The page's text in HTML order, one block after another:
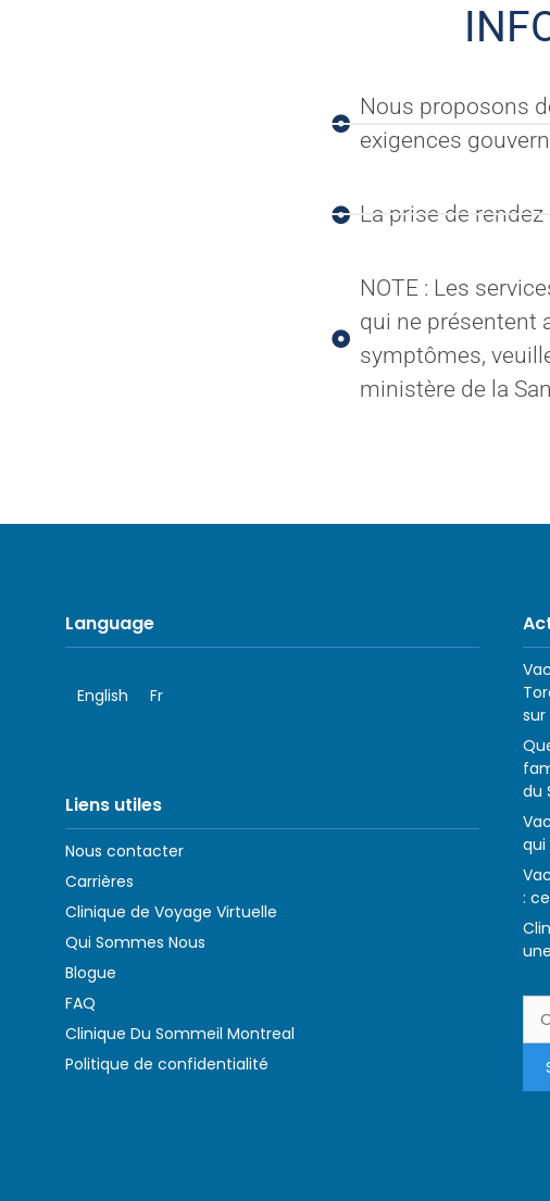
Nous proposons
exigences
La prise de
NOTE : Les
qui ne présentent
symptômes,
ministère de la
Language
English Fr
Liens utiles
Nous contacter
Carrières
Clinique de Voyage Virtuelle
Qui Sommes Nous
Blogue
FAQ
Clinique Du Sommeil Montreal
Politique de confidentialité
sur
du
: